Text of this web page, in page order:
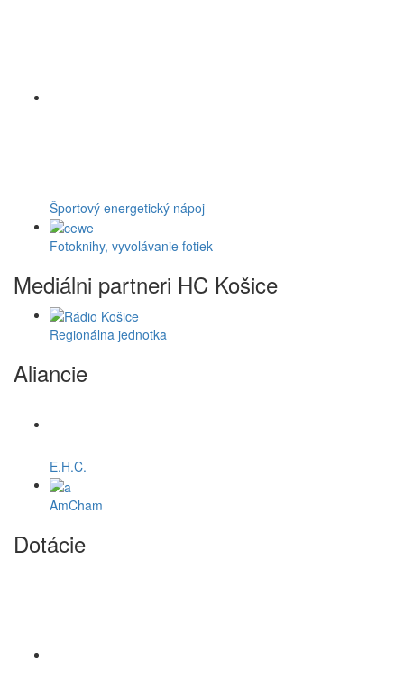
Športový energetický nápoj
Fotoknihy, vyvolávanie fotiek
Mediálni partneri HC Košice
Regionálna jednotka
Aliancie
E.H.C.
AmCham
Dotácie